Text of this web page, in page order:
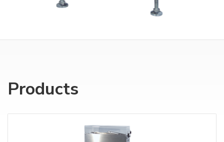
Products